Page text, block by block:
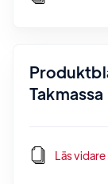
Takmassa
Läs vidare